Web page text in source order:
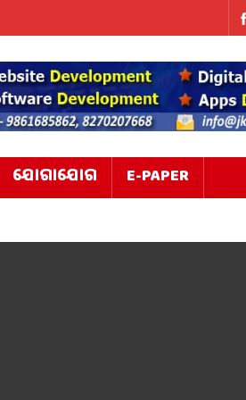
ଯୋଗାଯୋଗ E-PAPER